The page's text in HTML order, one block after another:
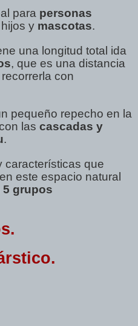
para personas
y mascotas.
una longitud total ida
, que es una distancia
con
pequeño repecho en la
las cascadas y
.
características que
este espacio natural
5 grupos